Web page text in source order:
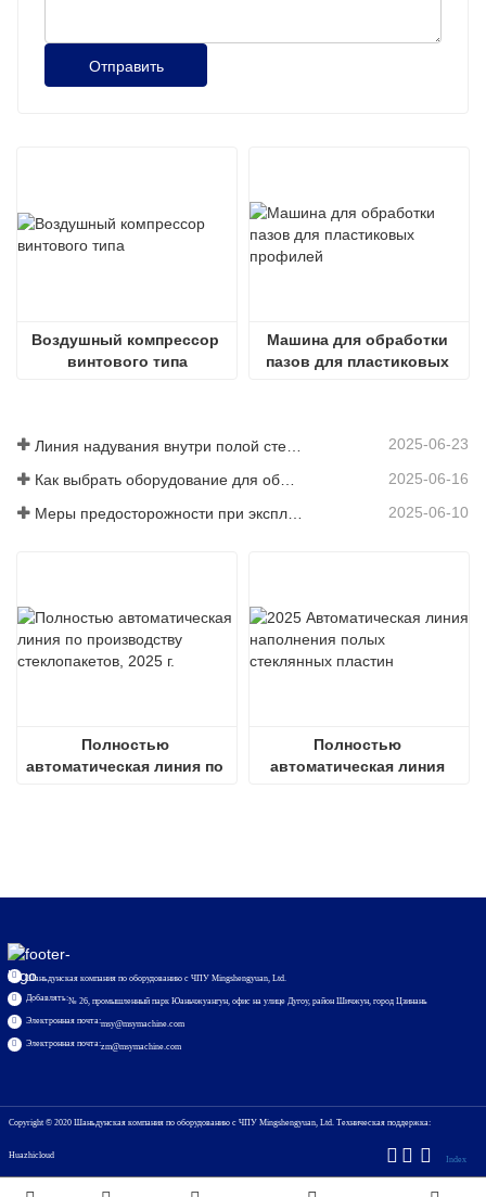
Отправить
Воздушный компрессор
винтового типа
Машина для обработки
пазов для пластиковых
2025-06-23
2025-06-16
Меры предосторожности при эксплуатации полностью автоматических линий по производству стеклопакетов в летний период 2025-06-10
Полностью
автоматическая линия по
Полностью
автоматическая линия
Шаньдунская компания по оборудованию с ЧПУ Mingshengyuan, Ltd.
Добавлять:№ 26, промышленный парк Юаньчжуангун, офис на улице Дугоу, район Шичжун, город Цзинань
Электронная почта:msy@msymachine.com
Электронная почта:zm@msymachine.com
Copyright © 2020 Шаньдунская компания по оборудованию с ЧПУ Mingshengyuan, Ltd. Техническая поддержка:
Huazhicloud Index